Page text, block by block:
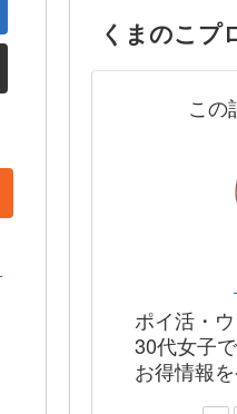
くまのこプ
この
ポイ活・
30代女子で
お得情報